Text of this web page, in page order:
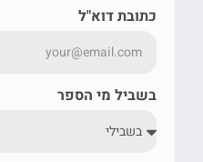
כתובת דוא"ל
בשביל מי הספר